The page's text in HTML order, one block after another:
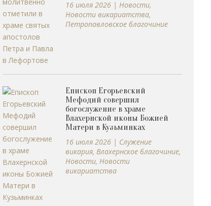
16 июля 2026 |Новости,
Новости викариатства,
Петропавловское благочиние
Епископ Егорьевский
Мефодий совершил
богослужение в храме
Влахернской иконы Божией
Матери в Кузьминках
16 июля 2026 | Cлужение
викария,Влахернское благочиние,
Новости,Новости
викариатства